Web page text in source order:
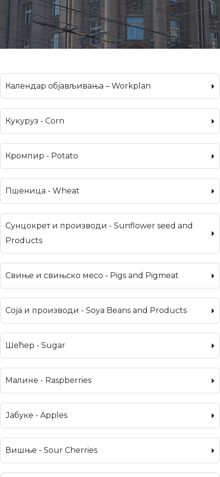
Календар објављивања – Workplan
Кукуруз - Corn
Кромпир - Potato
Пшеница - Wheat
Сунцокрет и производи - Sunflower seed and
Products
Свиње и свињско месо - Pigs and Pigmeat
Соја и производи - Soya Beans and Products
Шећер - Sugar
Малине - Raspberries
Јабуке - Apples
Вишње - Sour Cherries